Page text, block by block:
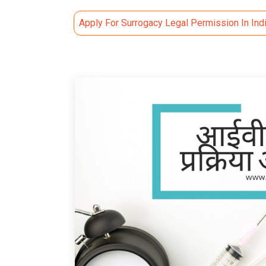
Apply For Surrogacy Legal Permission In